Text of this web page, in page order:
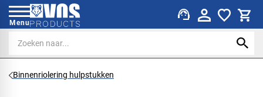
Menu support_agent
Binnenriolering hulpstukken